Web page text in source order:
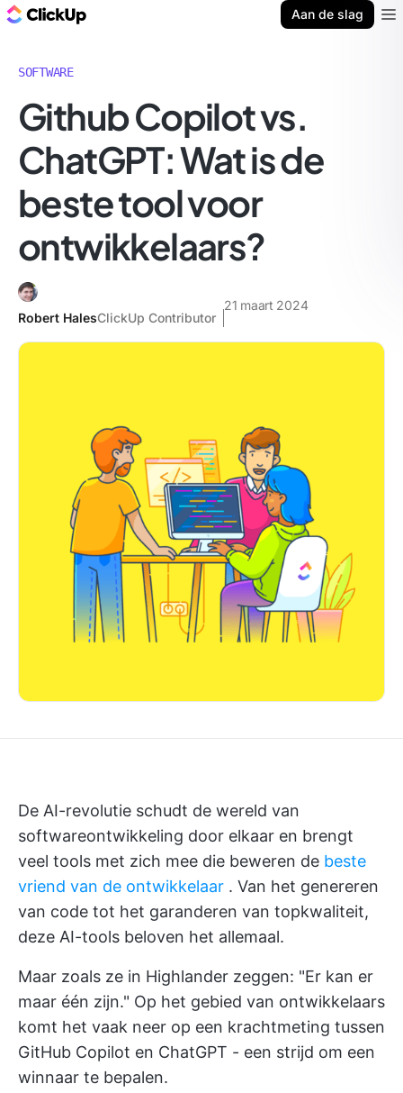
Aan de slag
SOFTWARE
Github Copilot vs.
ChatGPT: Wat is de
beste tool voor
ontwikkelaars?
Robert HalesClickUp Contributor
21 maart 2024
De AI-revolutie schudt de wereld van
softwareontwikkeling door elkaar en brengt
veel tools met zich mee die beweren de beste
vriend van de ontwikkelaar . Van het genereren
van code tot het garanderen van topkwaliteit,
deze AI-tools beloven het allemaal.
Maar zoals ze in Highlander zeggen: "Er kan er
maar één zijn." Op het gebied van ontwikkelaars
komt het vaak neer op een krachtmeting tussen
GitHub Copilot en ChatGPT - een strijd om een
winnaar te bepalen.